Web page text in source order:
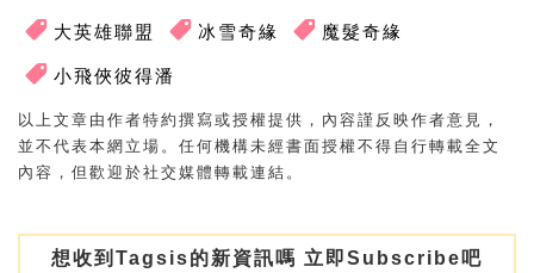
大英雄聯盟 冰雪奇緣 魔髮奇緣
小飛俠彼得潘
以上文章由作者特約撰寫或授權提供，內容謹反映作者意見，
並不代表本網立場。任何機構未經書面授權不得自行轉載全文
內容，但歡迎於社交媒體轉載連結。
想收到Tagsis的新資訊嗎 立即Subscribe吧